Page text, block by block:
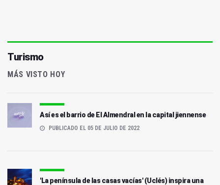
Turismo
MÁS VISTO HOY
Así es el barrio de El Almendral en la capital jiennense
PUBLICADO EL 05 DE JULIO DE 2022
'La península de las casas vacías' (Uclés) inspira una